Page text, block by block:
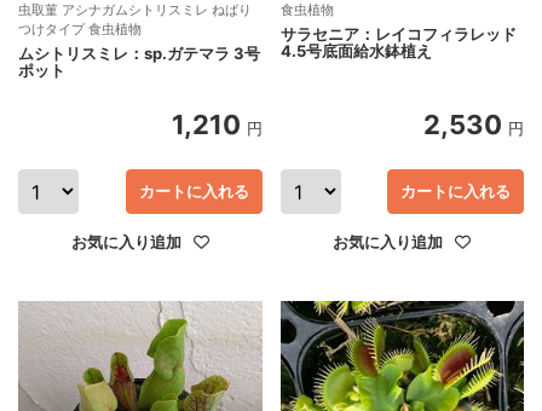
虫取菫 アシナガムシトリスミレ ねばり
つけタイプ 食虫植物
ムシトリスミレ：sp.ガテマラ 3号
ポット
1,210 円
カートに入れる
お気に入り追加
食虫植物
サラセニア：レイコフィラレッド
4.5号底面給水鉢植え
2,530 円
カートに入れる
お気に入り追加